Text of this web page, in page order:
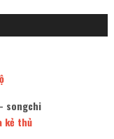
- songchi
kẻ thủ